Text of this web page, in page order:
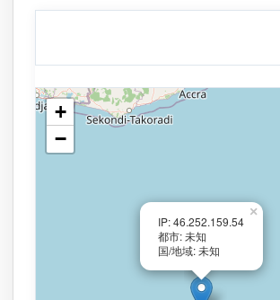
IP: 46.252.159.54
都市: 未知
国/地域: 未知
×
+
−